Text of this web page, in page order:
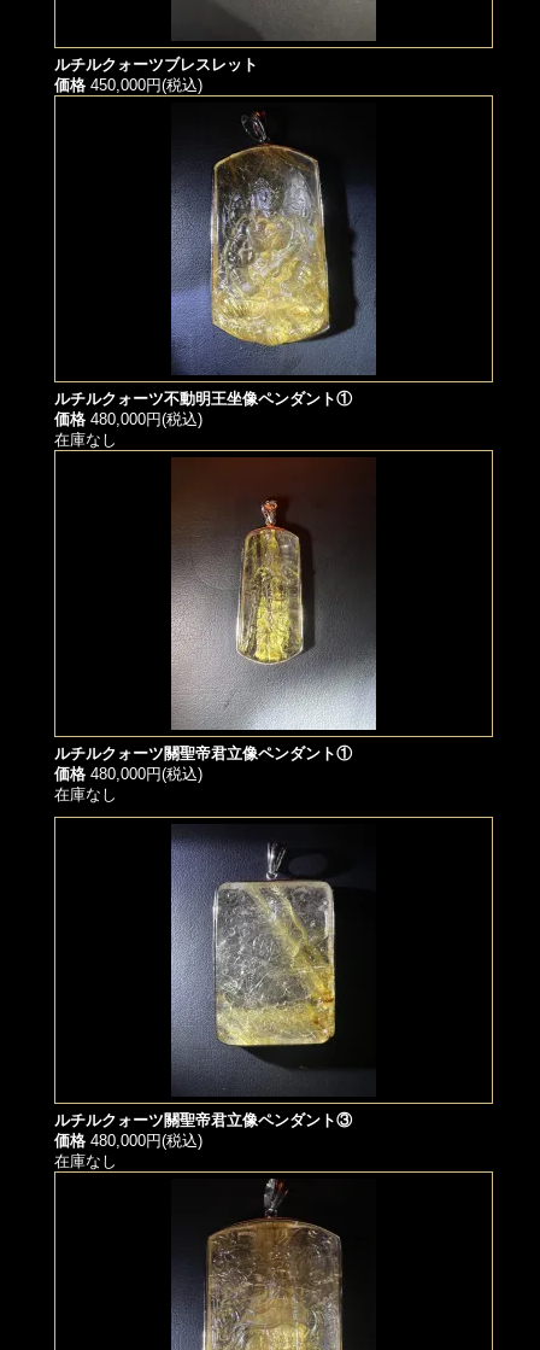
ルチルクォーツブレスレット
価格 450,000円(税込)
ルチルクォーツ不動明王坐像ペンダント①
価格 480,000円(税込)
在庫なし
ルチルクォーツ關聖帝君立像ペンダント①
価格 480,000円(税込)
在庫なし
ルチルクォーツ關聖帝君立像ペンダント③
価格 480,000円(税込)
在庫なし